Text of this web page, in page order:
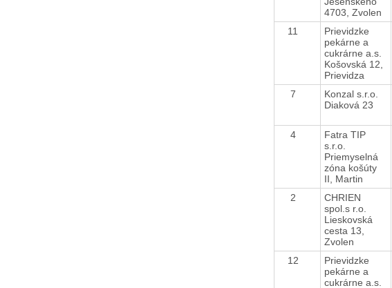
4703, Zvolen
11
Prievidzke
pekárne a
cukrárne a.s.
Košovská 12,
Prievidza
7
Konzal s.r.o.
Diaková 23
4
Fatra TIP
s.r.o.
Priemyselná
zóna košúty
II, Martin
2
CHRIEN
spol.s r.o.
Lieskovská
cesta 13,
Zvolen
12
Prievidzke
pekárne a
cukrárne a.s.